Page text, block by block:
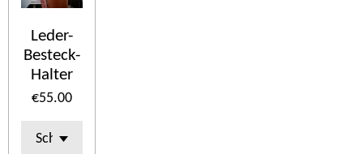
Leder-
Besteck-
Halter
€55.00